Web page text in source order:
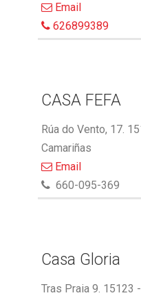
Email
626899389
CASA FEFA
Rúa do Vento, 17.
Camariñas
Email
660-095-369
Casa Gloria
Tras Praia 9. 15123